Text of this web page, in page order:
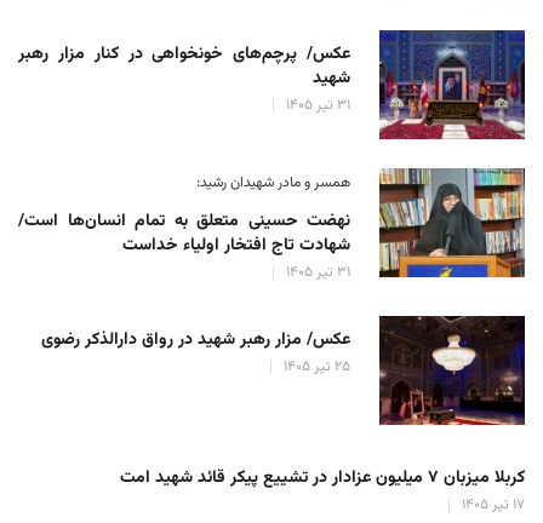
عکس/ پرچم‌های خونخواهی در کنار مزار رهبر
شهید
۳۱ تیر ۱۴۰۵
همسر و مادر شهیدان رشید:
نهضت حسینی متعلق به تمام انسان‌ها است/
شهادت تاج افتخار اولیاء خداست
۳۱ تیر ۱۴۰۵
عکس/ مزار رهبر شهید در رواق دارالذکر رضوی
۲۵ تیر ۱۴۰۵
کربلا میزبان ۷ میلیون عزادار در تشییع پیکر قائد شهید امت
۱۷ تیر ۱۴۰۵